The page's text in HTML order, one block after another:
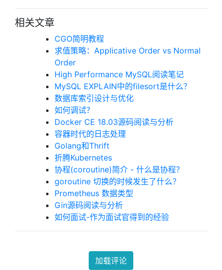
相关文章
CGO简明教程
求值策略：Applicative Order vs Normal
Order
High Performance MySQL阅读笔记
MySQL EXPLAIN中的filesort是什么？
数据库索引设计与优化
如何调试？
Docker CE 18.03源码阅读与分析
容器时代的日志处理
Golang和Thrift
折腾Kubernetes
协程(coroutine)简介 - 什么是协程？
goroutine 切换的时候发生了什么？
Prometheus 数据类型
Gin源码阅读与分析
如何面试-作为面试官得到的经验
加载评论